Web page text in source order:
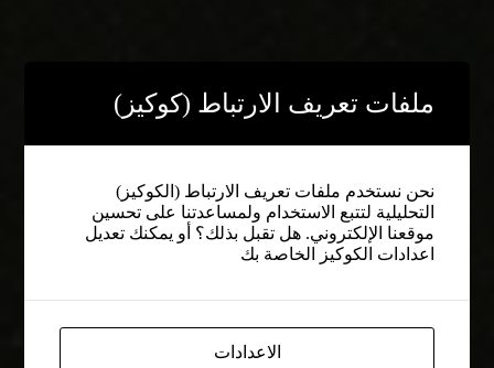
ملفات تعريف الارتباط (كوكيز)
نحن نستخدم ملفات تعريف الارتباط (الكوكيز)
التحليلية لتتبع الاستخدام ولمساعدتنا على تحسين
موقعنا الإلكتروني. هل تقبل بذلك؟ أو يمكنك تعديل
اعدادات الكوكيز الخاصة بك
الاعدادات